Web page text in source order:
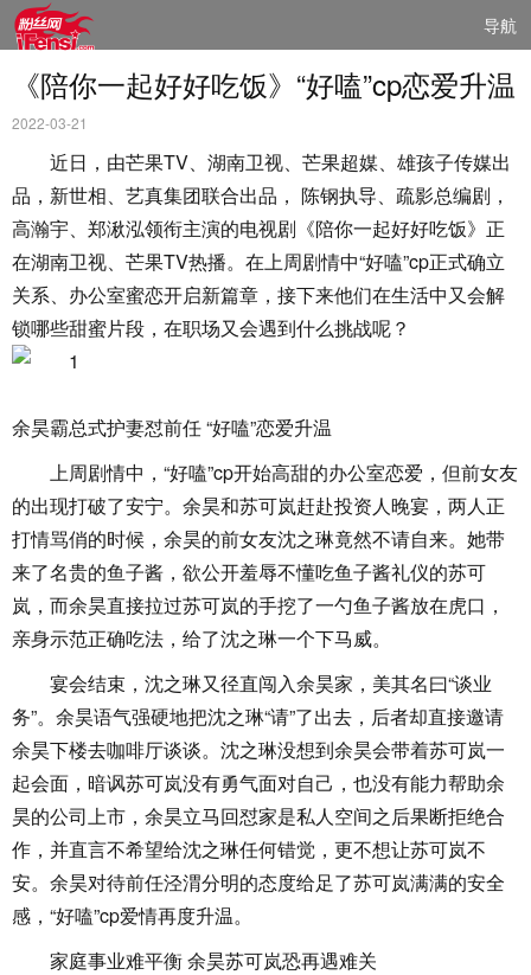
导航
《陪你一起好好吃饭》“好嗑”cp恋爱升温
2022-03-21
近日，由芒果TV、湖南卫视、芒果超媒、雄孩子传媒出
品，新世相、艺真集团联合出品， 陈钢执导、疏影总编剧，
高瀚宇、郑湫泓领衔主演的电视剧《陪你一起好好吃饭》正
在湖南卫视、芒果TV热播。在上周剧情中“好嗑”cp正式确立
关系、办公室蜜恋开启新篇章，接下来他们在生活中又会解
锁哪些甜蜜片段，在职场又会遇到什么挑战呢？
余昊霸总式护妻怼前任 “好嗑”恋爱升温
上周剧情中，“好嗑”cp开始高甜的办公室恋爱，但前女友
的出现打破了安宁。余昊和苏可岚赶赴投资人晚宴，两人正
打情骂俏的时候，余昊的前女友沈之琳竟然不请自来。她带
来了名贵的鱼子酱，欲公开羞辱不懂吃鱼子酱礼仪的苏可
岚，而余昊直接拉过苏可岚的手挖了一勺鱼子酱放在虎口，
亲身示范正确吃法，给了沈之琳一个下马威。
宴会结束，沈之琳又径直闯入余昊家，美其名曰“谈业
务”。余昊语气强硬地把沈之琳“请”了出去，后者却直接邀请
余昊下楼去咖啡厅谈谈。沈之琳没想到余昊会带着苏可岚一
起会面，暗讽苏可岚没有勇气面对自己，也没有能力帮助余
昊的公司上市，余昊立马回怼家是私人空间之后果断拒绝合
作，并直言不希望给沈之琳任何错觉，更不想让苏可岚不
安。余昊对待前任泾渭分明的态度给足了苏可岚满满的安全
感，“好嗑”cp爱情再度升温。
家庭事业难平衡 余昊苏可岚恐再遇难关